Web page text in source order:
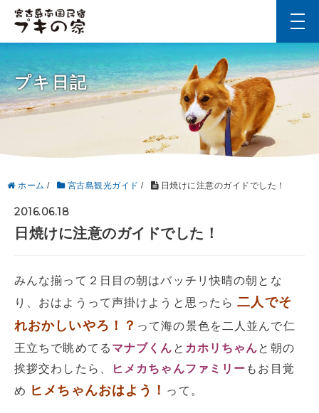
プキ日記
ホーム / 宮古島観光ガイド / 日焼けに注意のガイドでした！
2016.06.18
日焼けに注意のガイドでした！
みんな揃って２日目の朝はバッチリ快晴の朝とな
り、おはようって声掛けようと思ったら二人でそ
れおかしいやろ！？ って海の景色を二人並んで仁
王立ちで眺めてる マナブくん と カホリちゃんと朝の
挨拶交わしたら、
ヒメカちゃんファミリー もお目覚
め ヒメちゃんおはよう！ って。
t
o
g
g
l
v
a